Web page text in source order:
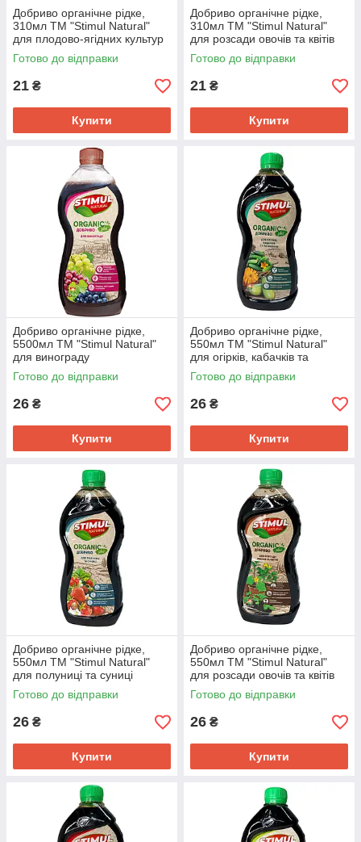
Добриво органічне рідке,
310мл ТМ "Stimul Natural"
для плодово-ягідних культур
Готово до відправки
21 ₴
Купити
Добриво органічне рідке,
310мл ТМ "Stimul Natural"
для розсади овочів та квітів
Готово до відправки
21 ₴
Купити
Добриво органічне рідке,
5500мл ТМ "Stimul Natural"
для винограду
Готово до відправки
26 ₴
Купити
Добриво органічне рідке,
550мл ТМ "Stimul Natural"
для огірків, кабачків та
патисонів
Готово до відправки
26 ₴
Купити
Добриво органічне рідке,
550мл ТМ "Stimul Natural"
для полуниці та суниці
Готово до відправки
26 ₴
Купити
Добриво органічне рідке,
550мл ТМ "Stimul Natural"
для розсади овочів та квітів
Готово до відправки
26 ₴
Купити